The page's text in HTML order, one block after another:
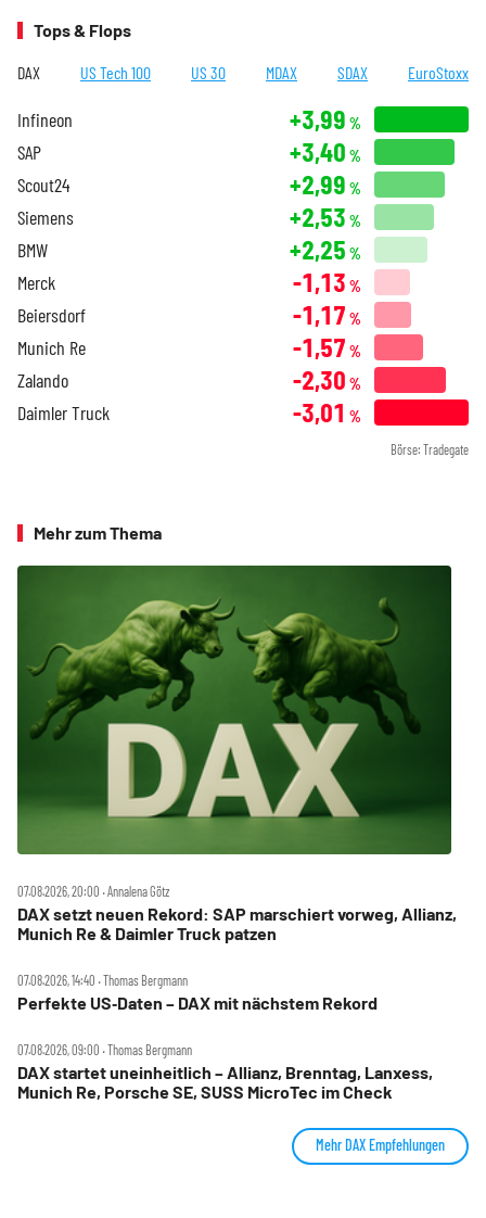
Tops & Flops
DAX US Tech 100 US 30 MDAX SDAX EuroStoxx
Infineon +3,99 %
SAP +3,40 %
Scout24 +2,99 %
Siemens +2,53 %
BMW +2,25 %
Merck -1,13 %
Beiersdorf -1,17 %
Munich Re -1,57 %
Zalando -2,30 %
Daimler Truck -3,01 %
Börse: Tradegate
Mehr zum Thema
07.08.2026, 20:00 ‧ Annalena Götz
DAX setzt neuen Rekord: SAP marschiert vorweg, Allianz,
Munich Re & Daimler Truck patzen
07.08.2026, 14:40 ‧ Thomas Bergmann
Perfekte US‑Daten – DAX mit nächstem Rekord
07.08.2026, 09:00 ‧ Thomas Bergmann
DAX startet uneinheitlich – Allianz, Brenntag, Lanxess,
Munich Re, Porsche SE, SUSS MicroTec im Check
Mehr DAX Empfehlungen